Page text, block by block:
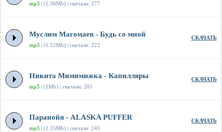
mp3 | (1.36Mb) | скачали: 277
Муслим Магомаев - Будь со мной
mp3 | (1.52Mb) | скачали: 222
СКАЧАТЬ
Никита Мимимижка - Капилляры
mp3 | (1Mb) | скачали: 201
СКАЧАТЬ
Паранойя - ALASKA PUFFER
mp3 | (1.35Mb) | скачали: 245
СКАЧАТЬ